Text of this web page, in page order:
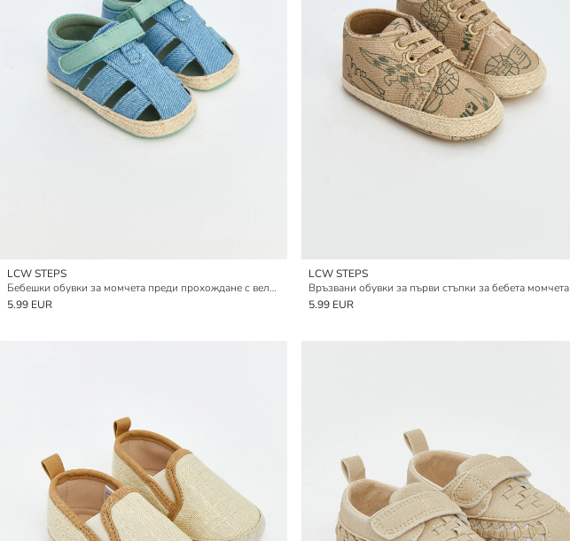
LCW STEPS
Бебешки обувки за момчета преди прохождане с велкро закопчаване
5.99 EUR
LCW STEPS
Връзвани обувки за първи стъпки за бебета момчета
5.99 EUR